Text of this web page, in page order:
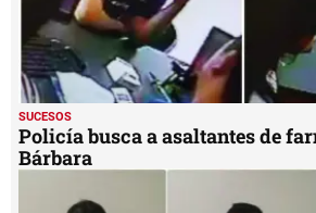
SUCESOS
Policía busca a asaltantes de
Bárbara